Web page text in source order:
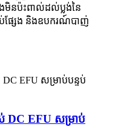
នប៉ះពាល់ដល់ប្លង់នៃ
ប់ផ្សែង និងឧបករណ៍បាញ់
DC EFU សម្រាប់